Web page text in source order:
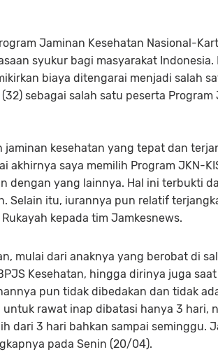
Jaminan Kesehatan Nasional-
syukur bagi masyarakat Indonesia.
biaya ditengarai menjadi salah
sebagai salah satu peserta Program
kesehatan yang tepat dan
akhirnya saya memilih Program JKN-
dengan yang lainnya. Hal ini terbukti
Selain itu, iurannya pun relatif
kepada tim Jamkesnews.
mulai dari anaknya yang berobat di
Kesehatan, hingga dirinya juga
pun tidak dibedakan dan tidak
untuk rawat inap dibatasi hanya 3 hari,
dari 3 hari bahkan sampai seminggu.
pada Senin (20/04).